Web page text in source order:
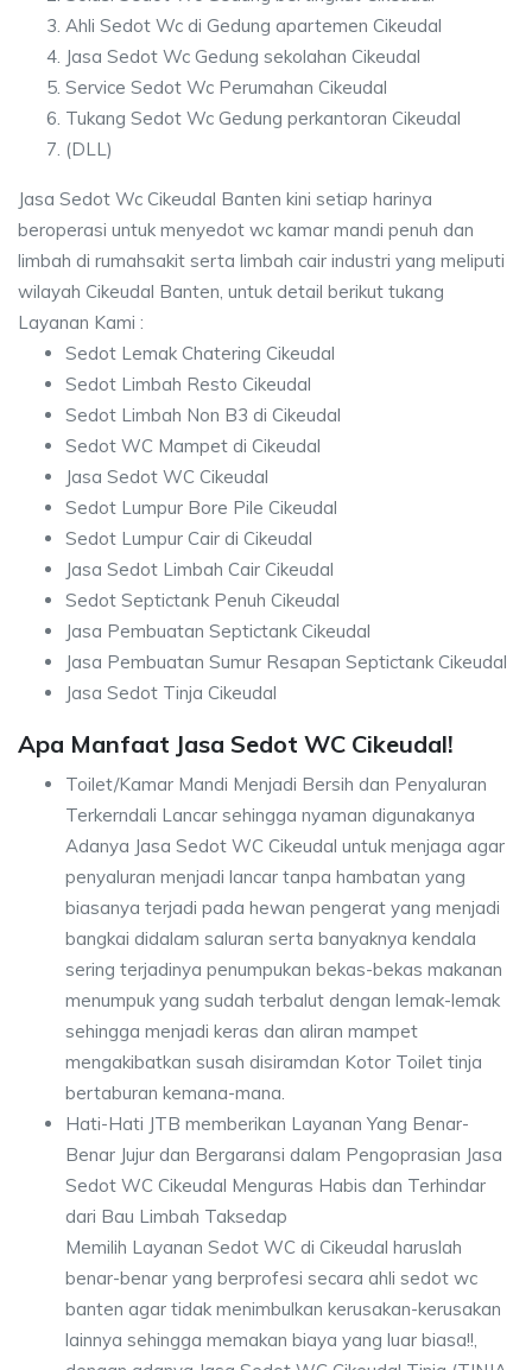
Ahli Sedot Wc di Gedung apartemen Cikeudal
Jasa Sedot Wc Gedung sekolahan Cikeudal
Service Sedot Wc Perumahan Cikeudal
Tukang Sedot Wc Gedung perkantoran Cikeudal
(DLL)
Jasa Sedot Wc Cikeudal Banten kini setiap harinya
beroperasi untuk menyedot wc kamar mandi penuh dan
limbah di rumahsakit serta limbah cair industri yang meliputi
wilayah Cikeudal Banten, untuk detail berikut tukang
Layanan Kami :
Sedot Lemak Chatering Cikeudal
Sedot Limbah Resto Cikeudal
Sedot Limbah Non B3 di Cikeudal
Sedot WC Mampet di Cikeudal
Jasa Sedot WC Cikeudal
Sedot Lumpur Bore Pile Cikeudal
Sedot Lumpur Cair di Cikeudal
Jasa Sedot Limbah Cair Cikeudal
Sedot Septictank Penuh Cikeudal
Jasa Pembuatan Septictank Cikeudal
Jasa Pembuatan Sumur Resapan Septictank Cikeudal
Jasa Sedot Tinja Cikeudal
Apa Manfaat Jasa Sedot WC Cikeudal!
Toilet/Kamar Mandi Menjadi Bersih dan Penyaluran
Terkerndali Lancar sehingga nyaman digunakanya
Adanya Jasa Sedot WC Cikeudal untuk menjaga agar
penyaluran menjadi lancar tanpa hambatan yang
biasanya terjadi pada hewan pengerat yang menjadi
bangkai didalam saluran serta banyaknya kendala
sering terjadinya penumpukan bekas-bekas makanan
menumpuk yang sudah terbalut dengan lemak-lemak
sehingga menjadi keras dan aliran mampet
mengakibatkan susah disiramdan Kotor Toilet tinja
bertaburan kemana-mana.
Hati-Hati JTB memberikan Layanan Yang Benar-
Benar Jujur dan Bergaransi dalam Pengoprasian Jasa
Sedot WC Cikeudal Menguras Habis dan Terhindar
dari Bau Limbah Taksedap
Memilih Layanan Sedot WC di Cikeudal haruslah
benar-benar yang berprofesi secara ahli sedot wc
banten agar tidak menimbulkan kerusakan-kerusakan
lainnya sehingga memakan biaya yang luar biasa!!,